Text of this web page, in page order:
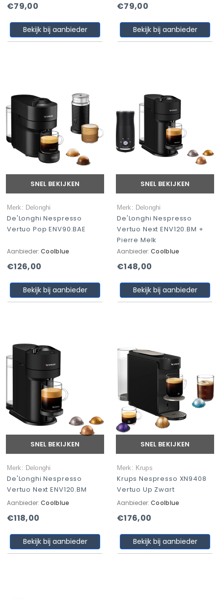
€79,00
Bekijk bij aanbieder
€79,00
Bekijk bij aanbieder
SNEL BEKIJKEN
Merk: Delonghi
De'Longhi Nespresso
Vertuo Pop ENV90.BAE
Aanbieder: Coolblue
€126,00
Bekijk bij aanbieder
SNEL BEKIJKEN
Merk: Delonghi
De'Longhi Nespresso
Vertuo Next ENV120.BM +
Pierre Melk
Aanbieder: Coolblue
€148,00
Bekijk bij aanbieder
SNEL BEKIJKEN
Merk: Delonghi
De'Longhi Nespresso
Vertuo Next ENV120.BM
Aanbieder: Coolblue
€118,00
Bekijk bij aanbieder
SNEL BEKIJKEN
Merk: Krups
Krups Nespresso XN9408
Vertuo Up Zwart
Aanbieder: Coolblue
€176,00
Bekijk bij aanbieder